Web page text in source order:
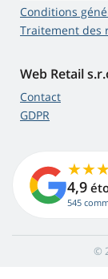
Conditions
Traitement des
Web Retail
Contact
GDPR
4,9
545
©